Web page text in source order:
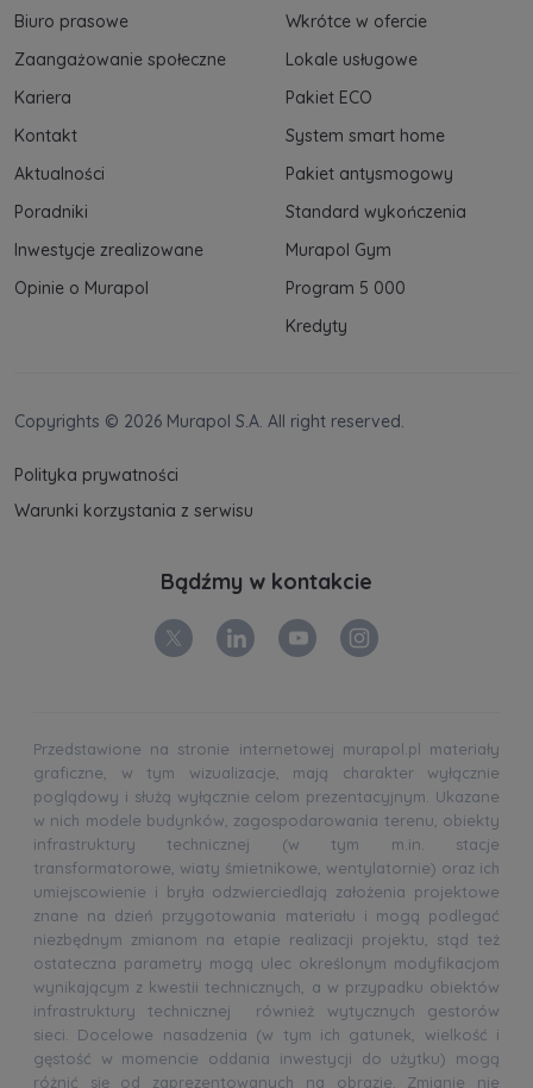
Biuro prasowe
Zaangażowanie społeczne
Kariera
Kontakt
Aktualności
Poradniki
Inwestycje zrealizowane
Opinie o Murapol
Wkrótce w ofercie
Lokale usługowe
Pakiet ECO
System smart home
Pakiet antysmogowy
Standard wykończenia
Murapol Gym
Program 5 000
Kredyty
Copyrights © 2026 Murapol S.A. All right reserved.
Polityka prywatności
Warunki korzystania z serwisu
Bądźmy w kontakcie
Przedstawione na stronie internetowej murapol.pl materiały
graficzne, w tym wizualizacje, mają charakter wyłącznie
poglądowy i służą wyłącznie celom prezentacyjnym. Ukazane
w nich modele budynków, zagospodarowania terenu, obiekty
infrastruktury technicznej (w tym m.in. stacje
transformatorowe, wiaty śmietnikowe, wentylatornie) oraz ich
umiejscowienie i bryła odzwierciedlają założenia projektowe
znane na dzień przygotowania materiału i mogą podlegać
niezbędnym zmianom na etapie realizacji projektu, stąd też
ostateczna parametry mogą ulec określonym modyfikacjom
wynikającym z kwestii technicznych, a w przypadku obiektów
infrastruktury technicznej również wytycznych gestorów
sieci. Docelowe nasadzenia (w tym ich gatunek, wielkość i
gęstość w momencie oddania inwestycji do użytku) mogą
różnić się od zaprezentowanych na obrazie. Zmianie nie